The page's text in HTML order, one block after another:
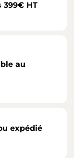
399€ HT
au
expédié